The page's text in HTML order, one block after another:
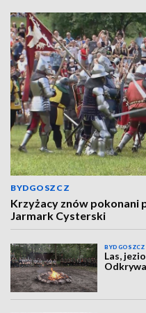
BYDGOSZCZ
Krzyżacy znów pokonani
Jarmark Cysterski
BYDGOSZCZ
Las,